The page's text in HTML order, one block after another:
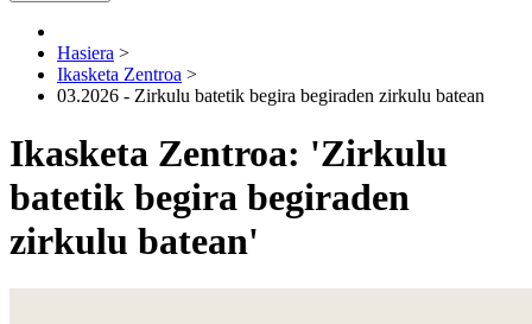
Hasiera >
Ikasketa Zentroa >
03.2026 - Zirkulu batetik begira begiraden zirkulu batean
Ikasketa Zentroa: 'Zirkulu
batetik begira begiraden
zirkulu batean'